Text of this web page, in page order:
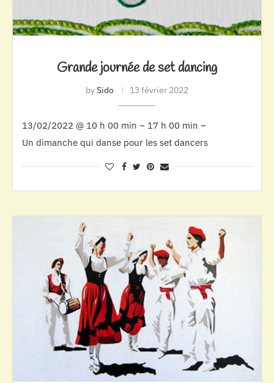
Grande journée de set dancing
bySido 13 février 2022
13/02/2022 @ 10 h 00 min – 17 h 00 min –
Un dimanche qui danse pour les set dancers